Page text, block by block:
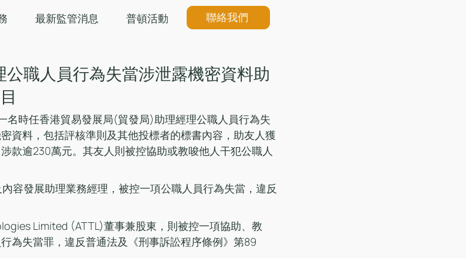
最新監管消息 普頓活動 聯絡我們
公職人員行為失當涉泄露機密資料助
名時任香港貿易發展局(貿發局)助理經理公職人員行為失
資料，包括評核準則及其他投標者的標書內容，助友人獲
款逾230萬元。其友人則被控協助或教唆他人干犯公職人
容發展助理業務經理，被控一項公職人員行為失當，違反
Limited (ATTL)董事兼股東，則被控一項協助、教
為失當罪，違反普通法及《刑事訴訟程序條例》第89